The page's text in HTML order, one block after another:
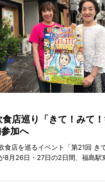
店巡り「きて！みて
加へ
食店を巡るイベント「第21回 き
8月26日・27日の2日間、福島駅